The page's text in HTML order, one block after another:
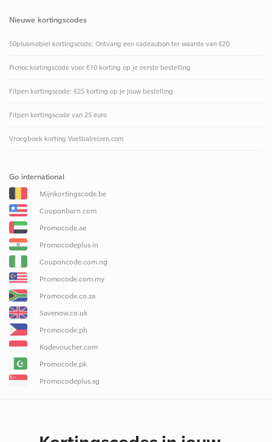
Nieuwe kortingscodes
50plusmobiel kortingscode: Ontvang een cadeaubon ter waarde van €20
Picnoc kortingscode voor €10 korting op je eerste bestelling
Fitpen kortingscode: €25 korting op je jouw bestelling
Fitpen kortingscode van 25 euro
Vroegboek korting Voetbalreizen.com
Go international
Mijnkortingscode.be
Couponbarn.com
Promocode.ae
Promocodeplus.in
Couponcode.com.ng
Promocode.com.my
Promocode.co.za
Savenow.co.uk
Promocode.ph
Kodevoucher.com
Promocode.pk
Promocodeplus.sg